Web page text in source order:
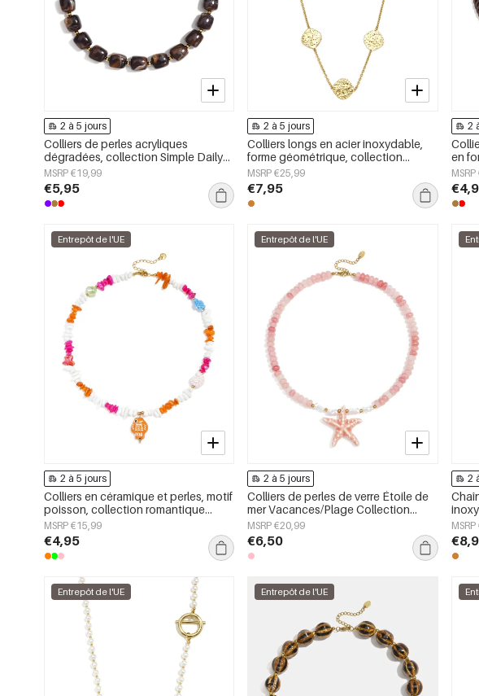
2 à 5 jours
Colliers de perles acryliques
dégradées, collection Simple Daily
Simple, bijoux pour femmes
MSRP €19,99
€5,95
2 à 5 jours
Colliers longs en acier inoxydable,
forme géométrique, collection
simple pour le quotidien, bijoux pour
femmes
MSRP €25,99
€7,95
2
en
Entrepôt de l'UE
2 à 5 jours
Colliers en céramique et perles, motif
poisson, collection romantique
décontractée pour le quotidien,
bijoux pour femmes
MSRP €15,99
€4,95
Entrepôt de l'UE
2 à 5 jours
Colliers de perles de verre Étoile de
mer Vacances/Plage Collection
romantique Bijoux pour femmes
MSRP €20,99
€6,50
2
Entrepôt de l'UE Entrepôt de l'UE